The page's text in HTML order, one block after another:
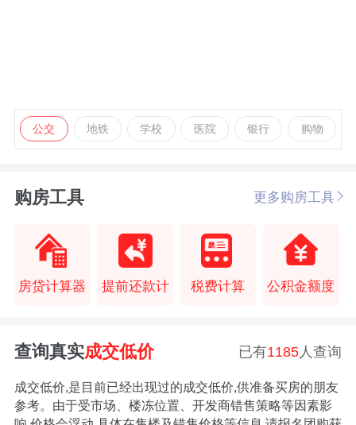
公交 地铁 学校 医院 银行 购物
购房工具 更多购房工具
房贷计算器 提前还款计 税费计算 公积金额度
查询真实成交低价 已有1185人查询
成交低价,是目前已经出现过的成交低价,供准备买房的朋友
参考。由于受市场、楼冻位置、开发商错售策略等因素影